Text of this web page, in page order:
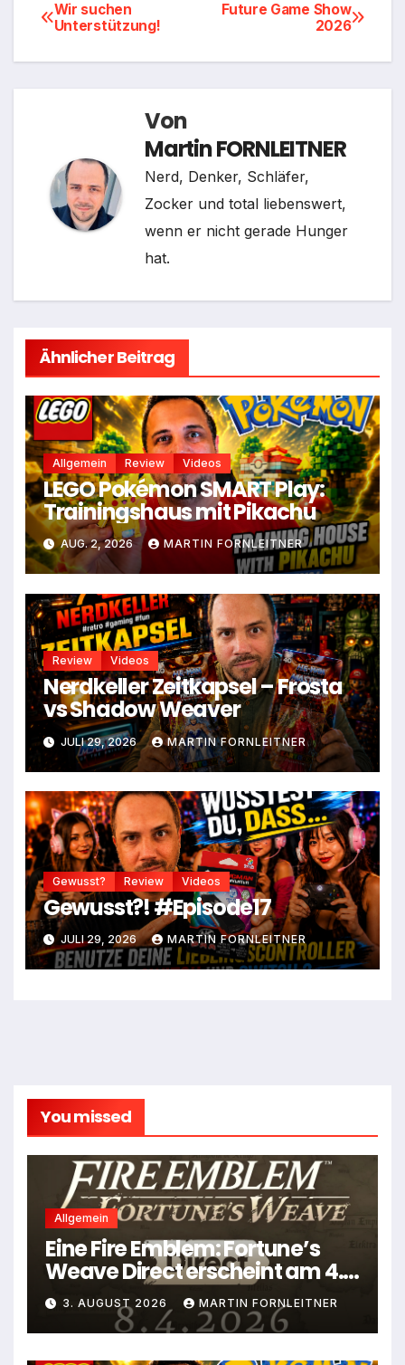
Beitragsnavigation
Future Game Show
2026
Wir suchen
Unterstützung!
Von
Martin FORNLEITNER
Nerd, Denker, Schläfer,
Zocker und total liebenswert,
wenn er nicht gerade Hunger
hat.
Ähnlicher Beitrag
Allgemein Review Videos
LEGO Pokémon SMART Play:
Trainingshaus mit Pikachu
AUG. 2, 2026 MARTIN FORNLEITNER
Review Videos
Nerdkeller Zeitkapsel – Frosta
vs Shadow Weaver
JULI 29, 2026 MARTIN FORNLEITNER
Gewusst? Review Videos
Gewusst?! #Episode17
JULI 29, 2026 MARTIN FORNLEITNER
You missed
Allgemein
Eine Fire Emblem: Fortune’s
Weave Direct erscheint am 4.
August
3. AUGUST 2026 MARTIN FORNLEITNER